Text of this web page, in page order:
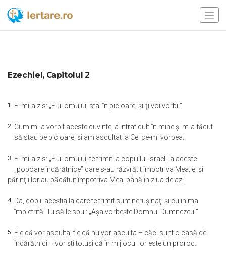
Ezechiel, Capitolul 2
1 El mi-a zis: „Fiul omului, stai în picioare, şi-ţi voi vorbi!”
2 Cum mi-a vorbit aceste cuvinte, a intrat duh în mine şi m-a făcut
să stau pe picioare; şi am ascultat la Cel ce-mi vorbea.
3 El mi-a zis: „Fiul omului, te trimit la copiii lui Israel, la aceste
„popoare îndărătnice” care s-au răzvrătit împotriva Mea; ei şi
părinţii lor au păcătuit împotriva Mea, până în ziua de azi.
4 Da, copiii aceştia la care te trimit sunt neruşinaţi şi cu inima
împietrită. Tu să le spui: „Aşa vorbeşte Domnul Dumnezeu!”
5 Fie că vor asculta, fie că nu vor asculta – căci sunt o casă de
îndărătnici – vor şti totuşi că în mijlocul lor este un proroc.